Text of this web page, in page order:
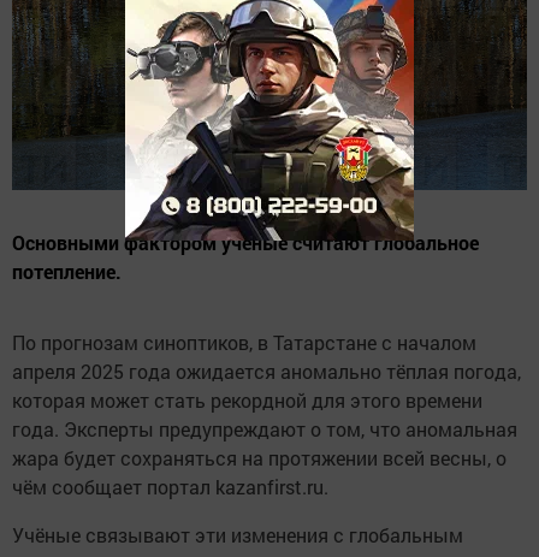
Основными фактором ученые считают глобальное
потепление.
По прогнозам синоптиков, в Татарстане с началом
апреля 2025 года ожидается аномально тёплая погода,
которая может стать рекордной для этого времени
года. Эксперты предупреждают о том, что аномальная
жара будет сохраняться на протяжении всей весны, о
чём сообщает портал kazanfirst.ru.
Учёные связывают эти изменения с глобальным